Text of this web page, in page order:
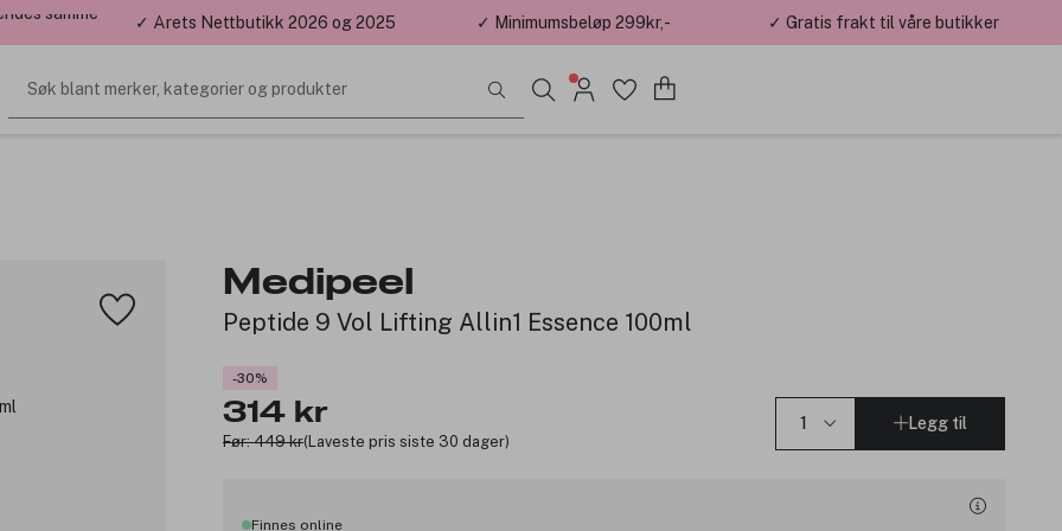
samme ✓ Årets Nettbutikk 2026 og 2025 ✓ Minimumsbeløp 299kr,- ✓ Gratis frakt til våre butikker
Søk blant merker, kategorier og produkter
Medipeel
Peptide 9 Vol Lifting Allin1 Essence 100ml
-30%
314 kr
Før: 449 kr(Laveste pris siste 30 dager)
Legg til
Finnes online